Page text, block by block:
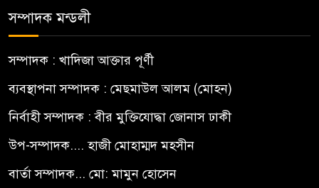
সম্পাদক মন্ডলী
সম্পাদক : খাদিজা আক্তার পূর্ণী
ব্যবস্থাপনা সম্পাদক : মেছমাউল আলম (মোহন)
নির্বাহী সম্পাদক : বীর মুক্তিযোদ্ধা জোনাস ঢাকী
উপ-সম্পাদক.... হাজী মোহাম্মদ মহসীন
বার্তা সম্পাদক... মো: মামুন হোসেন